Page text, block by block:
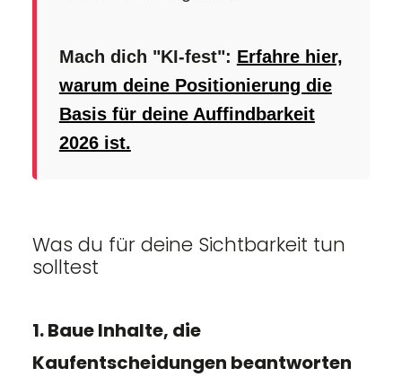
Mach dich "KI-fest": Erfahre hier,
warum deine Positionierung die
Basis für deine Auffindbarkeit
2026 ist.
Was du für deine Sichtbarkeit tun
solltest
1. Baue Inhalte, die
Kaufentscheidungen beantworten